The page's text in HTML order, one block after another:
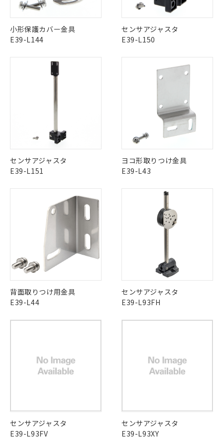
この製品のRoHS/REACH対応状況ページへ
小形保護カバー金具
E39-L144
センサアジャスタ
E39-L150
センサアジャスタ
E39-L151
ヨコ形取りつけ金具
E39-L43
背面取りつけ用金具
E39-L44
センサアジャスタ
E39-L93FH
センサアジャスタ
E39-L93FV
センサアジャスタ
E39-L93XY
ご利用条件
以下の条件をお読みいただき、同意のうえ
本サービスは、当社制御機器事業取扱
商品の当社在庫状況および標準価格
当社制御機器事業取扱商品の中には、
本サービスの対象外となる商品もある
ことをご了承ください。
在庫状況および標準価格照会結果は、
記載している更新日時点での社内デー
タに基づき作成されるものであり、閲
覧された時点での実際の在庫および標
正式な納期状況および標準価格はお客
様のお取引先、またはお客様担当のオ
ムロン制御機器販売店・当社販売員に
ご相談ください。
オムロン制御機器販売店や当社販売拠
点は「販売ネットワーク
」をご確認
ください。
在庫状況および標準価格結果を当社の
事前の承諾なく第三者に漏洩または開
示しないようお願いします。
マイパーツ機能（部品リスト作成サー
ビス）をご利用いただくには、I-Web
登録された部品リストについて、当社
および当社の共同利用者が、当社の製
※当社の共同利用者とは、"個人情報
の共同利用に関して"
の「1.共同利
用者の範囲」に記載されている法人を
有に対応した製品に切り替える予定のある
商品です。
対応予定なし：EU RoHS指令（10物質）の
非含有に非対応の商品で、対応品を出す予
調査・確認中：EU RoHS指令（10物質）の
非含有の対応状況を調査中または確認中の
商品です。
害物質有無と関係のない商品です。
仕入先様の事情により、非含有部品として
いたものが、含有品と判明した場合などや
むを得ず変更することがあります。
鉛(Pb) 1000ppm以下、 水銀(Hg) 1000ppm以下、 カド
ミウム(Cd) 100ppm以下、
(PBDE) 1000ppm以下、フタル酸ビス(2-エチルヘキシ
ル) (DEHP)(別名：DOP) 1000ppm以下、フタル酸ブチ
ルベンジル（BBP） 1000ppm以下、フタル酸ジブチル
（DBP） 1000ppm以下、フタル酸ジイソブチル
(DIBP) 1000ppm以下
但し、RoHS指令で産業用監視および制御機器に対する
適用除外項目は除く。
フタル酸エステル類の４物質については閾値を超える意
図的な使用がないことを確認しています。
※2 対応予定月
部品在庫の切り替え状況などにより、予定
※3 非含有証明書ダウンロード
下記の非含有証明書をダウンロードするこ
EU RoHS指令（10物質）の非含有証明書
51物質の非含有証明書（当社基準）
※本証明書は発行日時点で非含有を証明す
※1 中国RoHS○×表
基準値以下であることを示します。
「×」：最大均質材料含有率が中国RoHSの
基準値を超えていることを示します。
「－」：未確認です。当社販売部門へお問
い合わせください。
*中国RoHS10物質の基準値 (GB/T26572)：
Pb(鉛) :1000ppm、 Hg(水銀) : 1000ppm、 Cd(カドミウ
Cr(Ⅵ)(六価クロム) : 1000ppm、 PBBs(ポリ臭化ビフェ
ニル類) : 1000ppm、 PBDEs(ポリ臭化ジフェニルエーテ
ル類) : 1000ppm、
DBP(フタル酸ジブチル) : 1000ppm、 DIBP(フタル酸ジ
イソブチル) : 1000ppm、 BBP(フタル酸ブチルベンジ
DEHP(フタル酸ビス(2-エチルヘキシル)) : 1000ppm
※2 環境保護使用期限
「ｅ」：有害物質（10物質）のすべてが基
準値以下であることを示します。
「10」：通常の使用状況下において有害物
当社は、これら貴社製品のうち、外国
為替および外国貿易法に定める商品
（以下｢規制貨物等」という）を輸出
または国外への提供する場合は、日本
国政府の輸出許可(または役務取引許
とります。
当社は規制貨物を破棄する場合は、完
全に破砕するなど、違法に輸出されな
いよう必要な手段を講じます。
当社は貴社製品を、核兵器、ミサイ
ル、化学兵器、生物兵器またはその他
武器並びにこれらの製造装置等に一切
使用いたしません。
当社は、貴社製品を第三者に販売する
場合は、上記1、2および3の内容を当
該第三者に通知します。また当社は、
販売先および販売に係わる関係者が違
記
一定数以上の在庫あり
一定数には満たないが在庫あり
在庫なし(最新の在庫状況につ
いては、お客様のお取引先、ま
たはお客様担当のオムロン制御
機器販売店・当社販売員にご確
白
情報を公開していない機種